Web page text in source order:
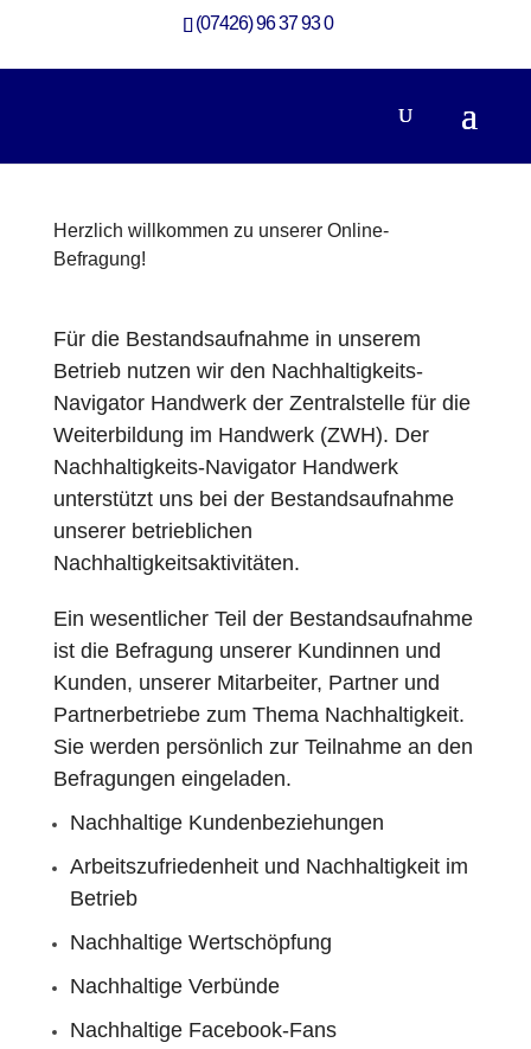
(07426) 96 37 93 0
Herzlich willkommen zu unserer Online-
Befragung!
Für die Bestandsaufnahme in unserem
Betrieb nutzen wir den Nachhaltigkeits-
Navigator Handwerk der Zentralstelle für die
Weiterbildung im Handwerk (ZWH). Der
Nachhaltigkeits-Navigator Handwerk
unterstützt uns bei der Bestandsaufnahme
unserer betrieblichen
Nachhaltigkeitsaktivitäten.
Ein wesentlicher Teil der Bestandsaufnahme
ist die Befragung unserer Kundinnen und
Kunden, unserer Mitarbeiter, Partner und
Partnerbetriebe zum Thema Nachhaltigkeit.
Sie werden persönlich zur Teilnahme an den
Befragungen eingeladen.
Nachhaltige Kundenbeziehungen
Arbeitszufriedenheit und Nachhaltigkeit im
Betrieb
Nachhaltige Wertschöpfung
Nachhaltige Verbünde
Nachhaltige Facebook-Fans